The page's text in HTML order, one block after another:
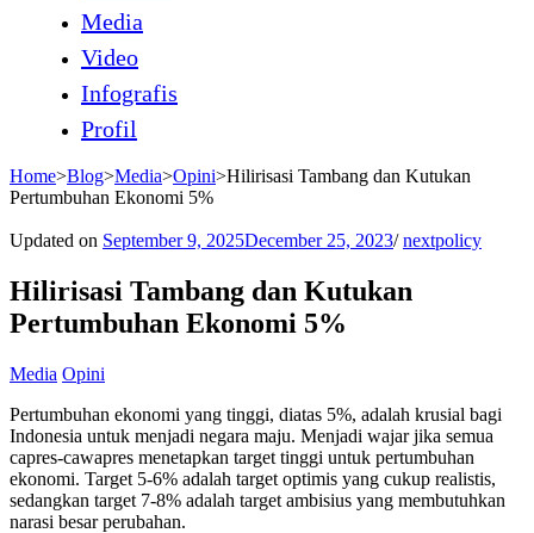
Media
Video
Infografis
Profil
Home>Blog>Media>Opini>Hilirisasi Tambang dan Kutukan
Pertumbuhan Ekonomi 5%
Updated on September 9, 2025December 25, 2023/ nextpolicy
Hilirisasi Tambang dan Kutukan
Pertumbuhan Ekonomi 5%
Media Opini
Pertumbuhan ekonomi yang tinggi, diatas 5%, adalah krusial bagi
Indonesia untuk menjadi negara maju. Menjadi wajar jika semua
capres-cawapres menetapkan target tinggi untuk pertumbuhan
ekonomi. Target 5-6% adalah target optimis yang cukup realistis,
sedangkan target 7-8% adalah target ambisius yang membutuhkan
narasi besar perubahan.